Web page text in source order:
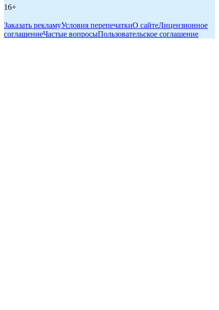
16+
Заказать рекламуУсловия перепечаткиО сайтеЛицензионное
соглашениеЧастые вопросыПользовательское соглашение